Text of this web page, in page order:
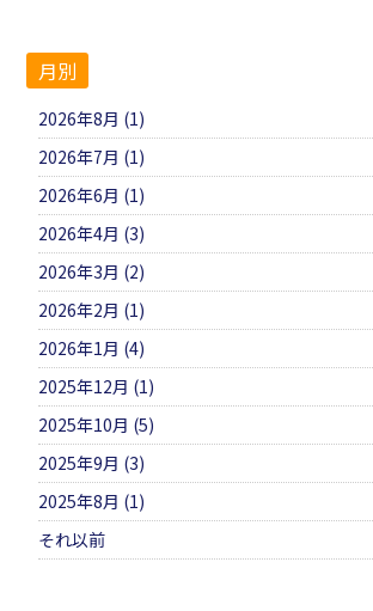
月別
2026年8月 (1)
2026年7月 (1)
2026年6月 (1)
2026年4月 (3)
2026年3月 (2)
2026年2月 (1)
2026年1月 (4)
2025年12月 (1)
2025年10月 (5)
2025年9月 (3)
2025年8月 (1)
それ以前